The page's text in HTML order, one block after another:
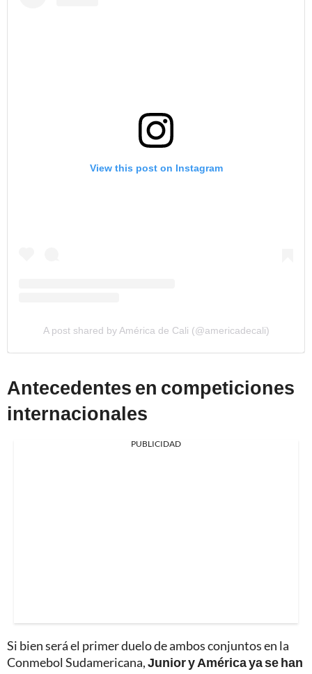
View this post on Instagram
A post shared by América de Cali (@americadecali)
Antecedentes en competiciones
internacionales
PUBLICIDAD
Si bien será el primer duelo de ambos conjuntos en la
Conmebol Sudamericana,Junior y América ya se han